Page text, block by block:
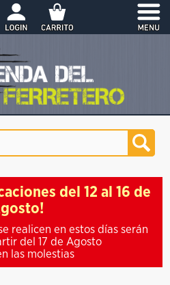
del 12 al 16 de
realicen en estos días serán
del 17 de Agosto
las molestias